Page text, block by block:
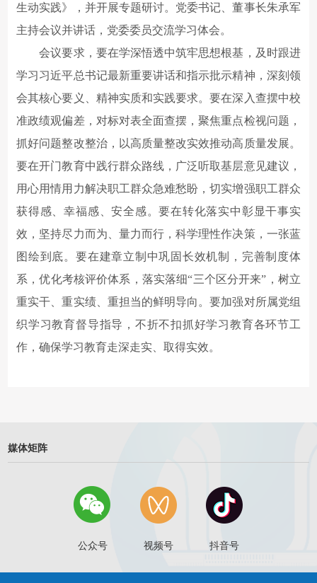
生动实践》，并开展专题研讨。党委书记、董事长朱承军
主持会议并讲话，党委委员交流学习体会。
会议要求，要在学深悟透中筑牢思想根基，及时跟进
学习习近平总书记最新重要讲话和指示批示精神，深刻领
会其核心要义、精神实质和实践要求。要在深入查摆中校
准政绩观偏差，对标对表全面查摆，聚焦重点检视问题，
抓好问题整改整治，以高质量整改实效推动高质量发展。
要在开门教育中践行群众路线，广泛听取基层意见建议，
用心用情用力解决职工群众急难愁盼，切实增强职工群众
获得感、幸福感、安全感。要在转化落实中彰显干事实
效，坚持尽力而为、量力而行，科学理性作决策，一张蓝
图绘到底。要在建章立制中巩固长效机制，完善制度体
系，优化考核评价体系，落实落细“三个区分开来”，树立
重实干、重实绩、重担当的鲜明导向。要加强对所属党组
织学习教育督导指导，不折不扣抓好学习教育各环节工
作，确保学习教育走深走实、取得实效。
媒体矩阵
公众号 视频号 抖音号